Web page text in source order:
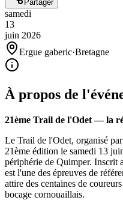
Partager
samedi
13
juin 2026
Ergue gaberic·Bretagne
À propos de
21ème Trail de l'Odet — la
Le Trail de l'Odet, organisé
21ème édition le samedi 13
périphérie de Quimper. Inscrit
est l'une des épreuves de
attire des centaines de
bocage cornouaillais.